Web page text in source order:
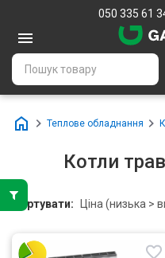
050 335 61
Теплове обладнання
Котли
Сортувати: